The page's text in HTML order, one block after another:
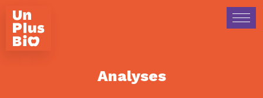
Analyses